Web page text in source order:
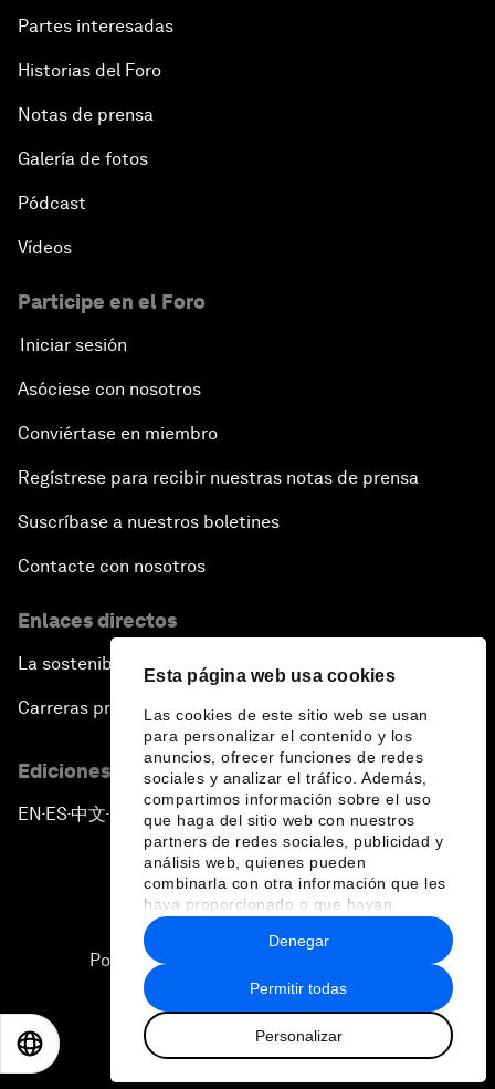
Esta página web usa cookies
Las cookies de este sitio web se usan
para personalizar el contenido y los
anuncios, ofrecer funciones de redes
sociales y analizar el tráfico. Además,
compartimos información sobre el uso
que haga del sitio web con nuestros
partners de redes sociales, publicidad y
análisis web, quienes pueden
combinarla con otra información que les
haya proporcionado o que hayan
recopilado a partir del uso que haya
hecho de sus servicios.
Permitir todas
Personalizar
Denegar
Partes interesadas
Historias del Foro
Notas de prensa
Galería de fotos
Pódcast
Vídeos
Participe en el Foro
Iniciar sesión
Asóciese con nosotros
Conviértase en miembro
Regístrese para recibir nuestras notas de prensa
Suscríbase a nuestros boletines
Contacte con nosotros
Enlaces directos
La sostenibilidad en el Foro
Carreras profesionales
Ediciones en otros idiomas
EN ▪ES▪中文▪ 日本語
Política de privacidad y normas de uso
Sitemap
2026 Foro Económico Mundial